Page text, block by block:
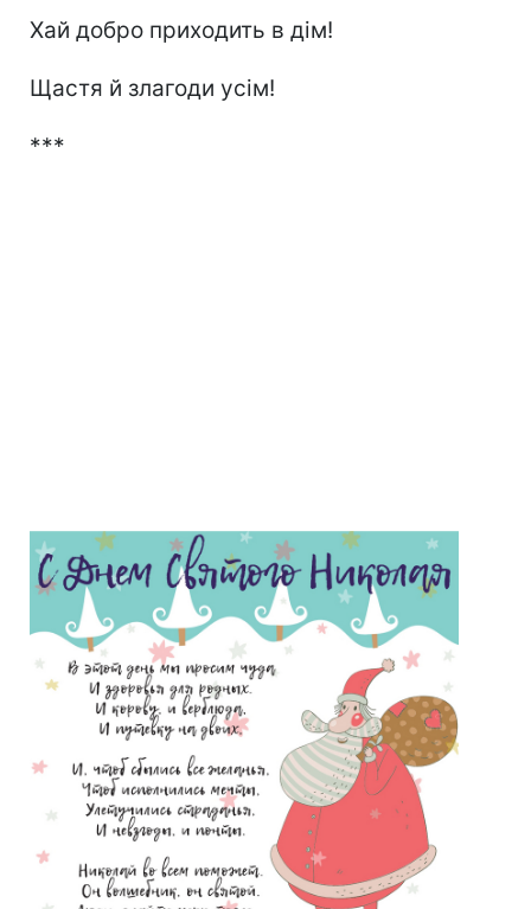
Хай добро приходить в дім!
Щастя й злагоди усім!
***